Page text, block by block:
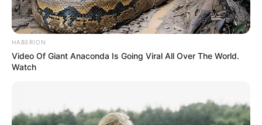
HABERION
Video Of Giant Anaconda Is Going Viral All Over The World.
Watch